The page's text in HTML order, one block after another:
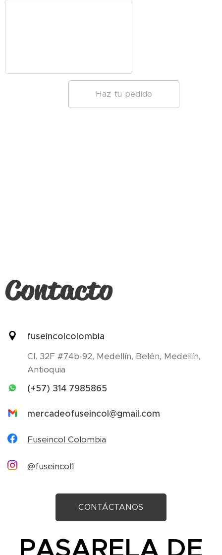
Haz tu pedido
Contacto
fuseincolcolombia
Cl. 32F #74b-92, Medellín, Belén, Medellín,
Antioquia
(+57) 314 7985865
mercadeofuseincol@gmail.com
Fuseincol Colombia
@fuseincol1
CONTÁCTANOS
PASARELA DE